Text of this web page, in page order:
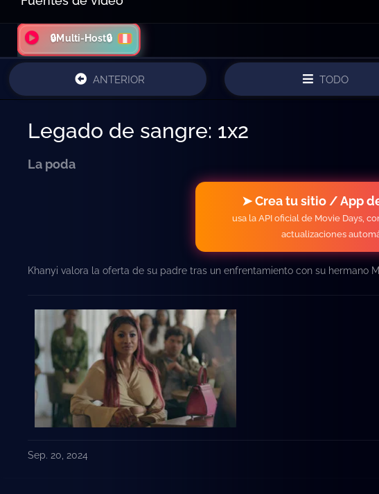
🔒Multi-Host🔒
ANTERIOR TODO
Legado de sangre: 1x2
La poda
➤ Crea tu sitio / App
usa la API oficial de Movie Days,
actualizaciones
Khanyi valora la oferta de su padre tras un enfrentamiento con su hermano
Sep. 20, 2024